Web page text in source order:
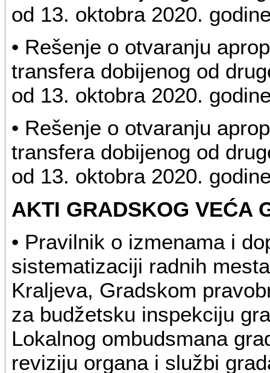
od 13. oktobra 2020.
• Rešenje o otvaranju
transfera dobijenog od
od 13. oktobra 2020.
• Rešenje o otvaranju
transfera dobijenog od
od 13. oktobra 2020.
AKTI GRADSKOG VEĆA
• Pravilnik o izmenama i
sistematizaciji radnih
Kraljeva, Gradskom
za budžetsku inspekciju
Lokalnog ombudsmana
reviziju organa i službi